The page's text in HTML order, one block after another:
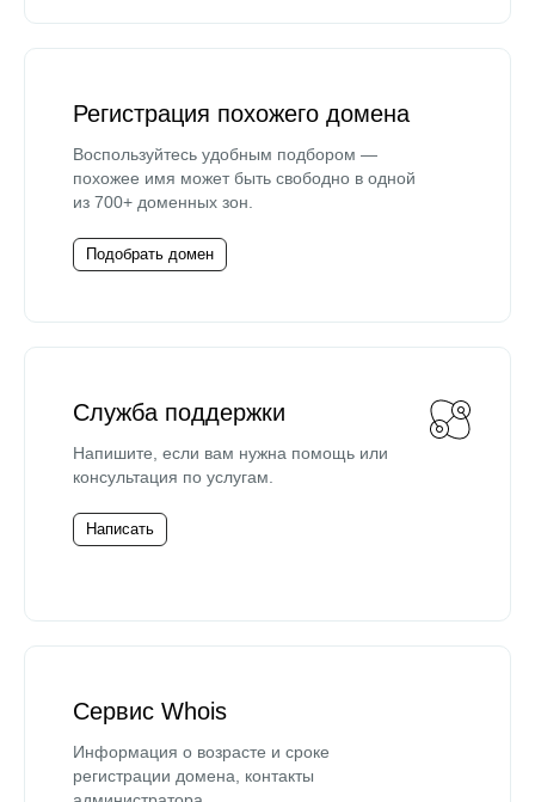
Регистрация похожего домена
Воспользуйтесь удобным подбором —
похожее имя может быть свободно в одной
из 700+ доменных зон.
Подобрать домен
Служба поддержки
Напишите, если вам нужна помощь или
консультация по услугам.
Написать
Сервис Whois
Информация о возрасте и сроке
регистрации домена, контакты